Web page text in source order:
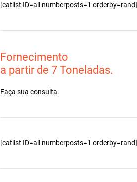
[catlist ID=all numberposts=1 orderby=rand]
Fornecimento
a partir de 7 Toneladas.
Faça sua consulta.
[catlist ID=all numberposts=1 orderby=rand]